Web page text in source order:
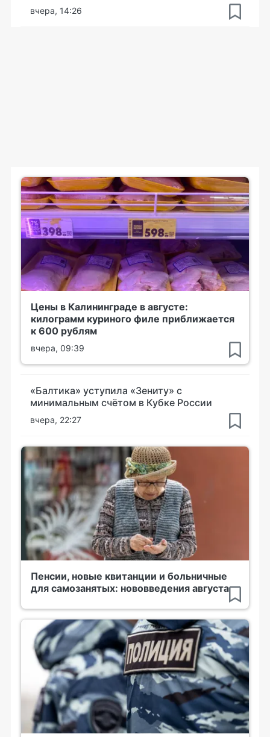
вчера, 14:26
Цены в Калининграде в августе:
килограмм куриного филе приближается
к 600 рублям
вчера, 09:39
«Балтика» уступила «Зениту» с
минимальным счётом в Кубке России
вчера, 22:27
Пенсии, новые квитанции и больничные
для самозанятых: нововведения августа